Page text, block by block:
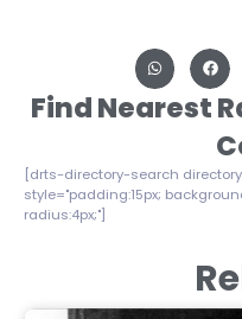
Find Nearest
[drts-directory-search
style="padding:15px;
radius:4px;"]